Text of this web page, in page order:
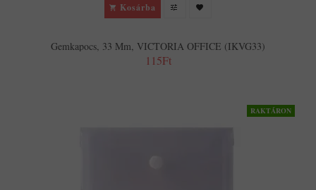
Kosárba
Gemkapocs, 33 Mm, VICTORIA OFFICE (IKVG33)
115Ft
RAKTÁRON